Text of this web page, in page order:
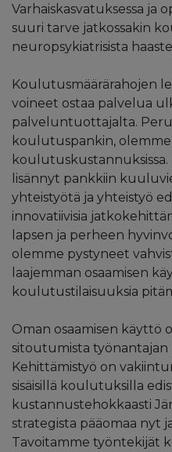
Varhaiskasvatuksessa ja
suuri tarve jatkossakin
neuropsykiatrisista
Koulutusmäärärahojen
voineet ostaa palvelua
palveluntuottajalta.
koulutuspankin, olemme
lisännyt pankkiin
yhteistyötä ja yhteistyö
innovatiivisia
lapsen ja perheen
olemme pystyneet
laajemman osaamisen
koulutustilaisuuksia
Oman osaamisen käyttö
sitoutumista työnantajan
Kehittämistyö on
sisäisillä koulutuksilla
kustannustehokkaasti
strategista pääomaa nyt
Tavoitamme työntekijät